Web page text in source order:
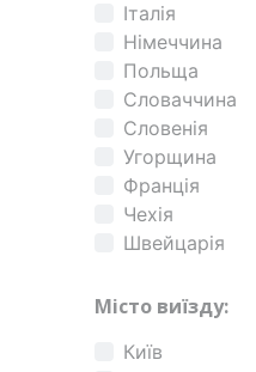
Італія
Німеччина
Польща
Словаччина
Словенія
Угорщина
Франція
Чехія
Швейцарія
Місто виїзду:
Київ